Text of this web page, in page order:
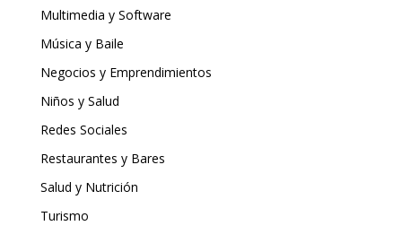
Multimedia y Software
Música y Baile
Negocios y Emprendimientos
Niños y Salud
Redes Sociales
Restaurantes y Bares
Salud y Nutrición
Turismo